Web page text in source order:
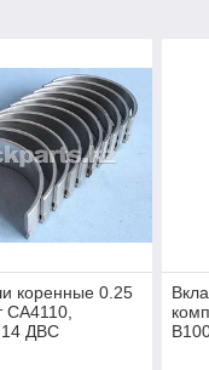
коренные 0.25
CA4110,
14 ДВС